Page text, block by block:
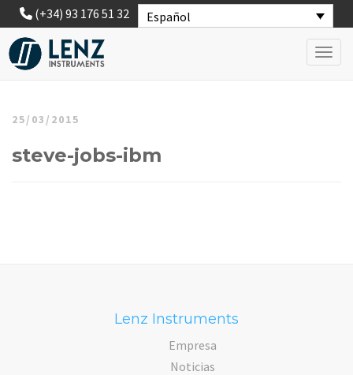
Español
(+34) 93 176 51 32
25/03/2015
steve-jobs-ibm
Lenz Instruments
Empresa
Noticias